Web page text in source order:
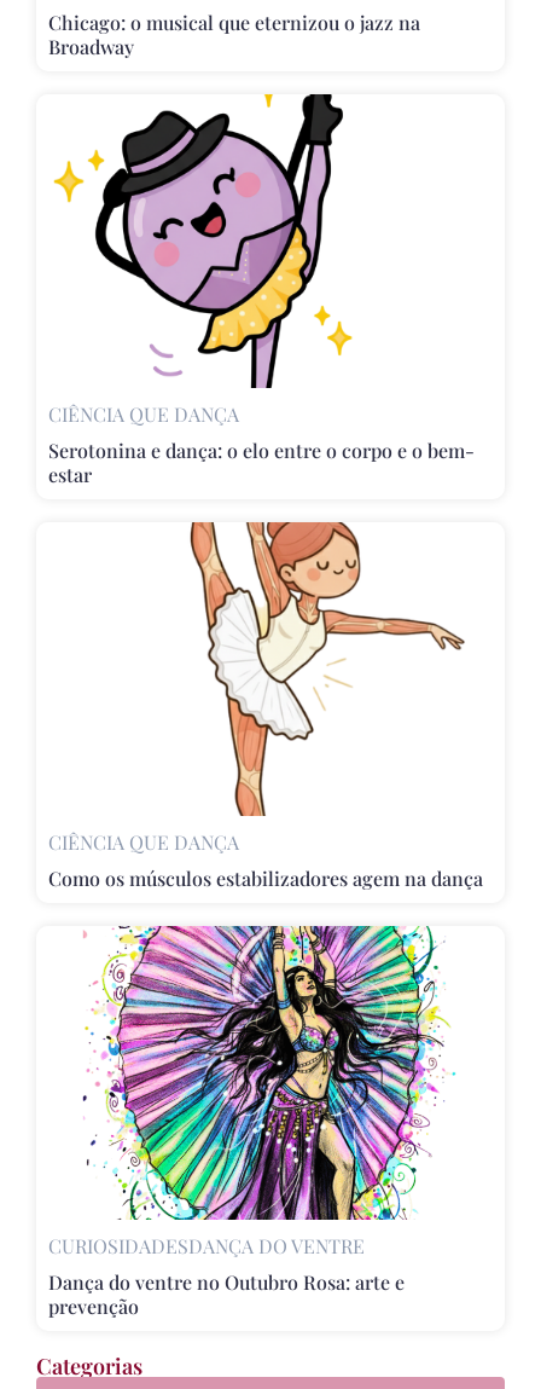
Chicago: o musical que eternizou o jazz na
Broadway
CIÊNCIA QUE DANÇA
Serotonina e dança: o elo entre o corpo e o bem-
estar
CIÊNCIA QUE DANÇA
Como os músculos estabilizadores agem na dança
CURIOSIDADESDANÇA DO VENTRE
Dança do ventre no Outubro Rosa: arte e
prevenção
Categorias